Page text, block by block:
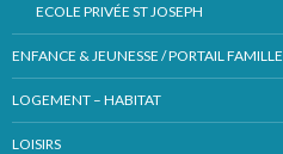
ECOLE PRIVÉE ST JOSEPH
ENFANCE & JEUNESSE / PORTAIL FAMILLE
LOGEMENT – HABITAT
LOISIRS